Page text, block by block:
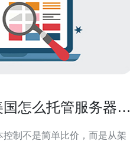
怎么托管服务器节
制不是简单比价，而是从架